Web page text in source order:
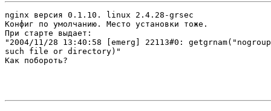
nginx версия 0.1.10. linux 2.4.28-grsec
Конфиг по умолчанию. Место установки тоже.
При старте выдает:
"2004/11/28 13:40:58 [emerg] 22113#0:
such file or directory)"
Как побороть?